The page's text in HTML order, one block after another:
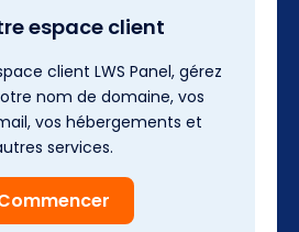
espace client
client LWS Panel, gérez
nom de domaine, vos
vos hébergements et
services.